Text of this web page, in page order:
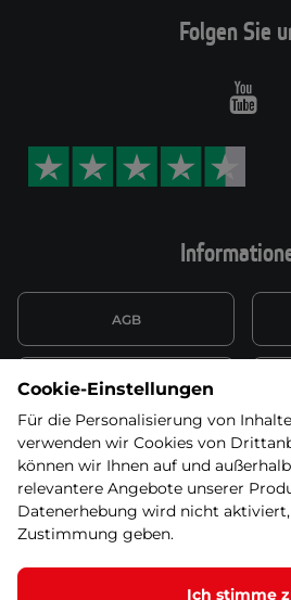
AGB
Datenschutzerklärung
Wiederufsbelehrung mit Link
zum Formular
Informationen zu Elektro-
und Elektonikgeräten
Folgen Sie
Cookie-Einstellungen
Für die Personalisierung von
verwenden wir Cookies von
können wir Ihnen auf und
relevantere Angebote unserer
Datenerhebung wird nicht aktiviert,
Zustimmung geben.
Ich stimme